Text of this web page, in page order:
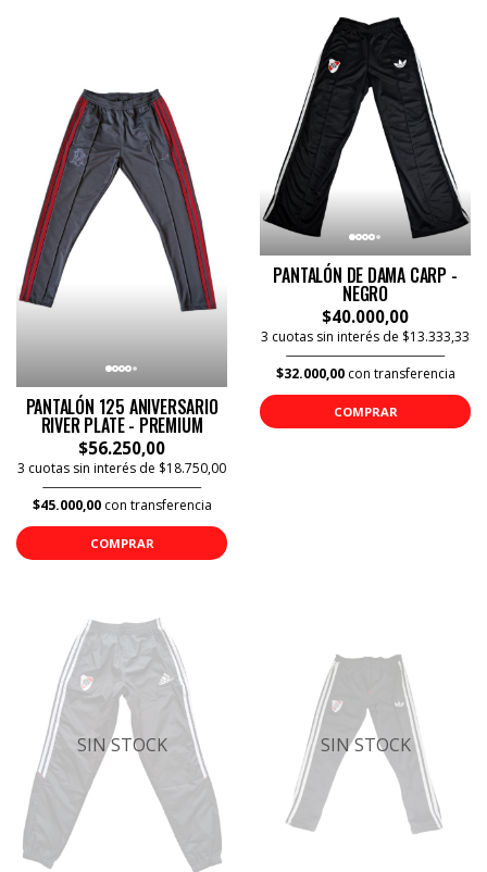
PANTALÓN 125 ANIVERSARIO
RIVER PLATE - PREMIUM
$56.250,00
3 cuotas sin interés de $18.750,00
$45.000,00con transferencia
COMPRAR
PANTALÓN DE DAMA CARP -
NEGRO
$40.000,00
3 cuotas sin interés de $13.333,33
$32.000,00con transferencia
COMPRAR
SIN STOCK SIN STOCK